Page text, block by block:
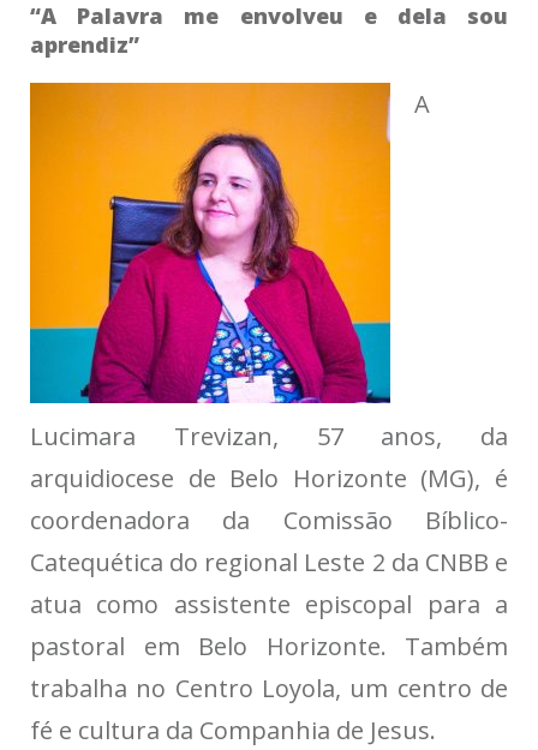
“A Palavra me envolveu e dela sou
aprendiz”
A
Lucimara Trevizan, 57 anos, da
arquidiocese de Belo Horizonte (MG), é
coordenadora da Comissão Bíblico-
Catequética do regional Leste 2 da CNBB e
atua como assistente episcopal para a
pastoral em Belo Horizonte. Também
trabalha no Centro Loyola, um centro de
fé e cultura da Companhia de Jesus.